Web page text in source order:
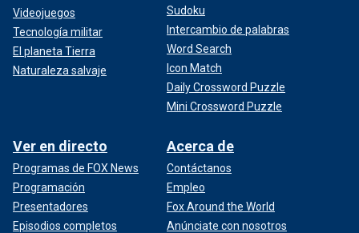
Videojuegos
Tecnología militar
El planeta Tierra
Naturaleza salvaje
Sudoku
Intercambio de palabras
Word Search
Icon Match
Daily Crossword Puzzle
Mini Crossword Puzzle
Ver en directo
Programas de FOX News
Programación
Presentadores
Episodios completos
Acerca de
Contáctanos
Empleo
Fox Around the World
Anúnciate con nosotros